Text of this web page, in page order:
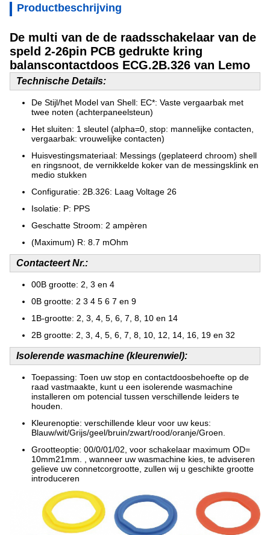
Productbeschrijving
De multi van de de raadsschakelaar van de
speld 2-26pin PCB gedrukte kring
balanscontactdoos ECG.2B.326 van Lemo
Technische Details:
De Stijl/het Model van Shell: EC*: Vaste vergaarbak met
twee noten (achterpaneelsteun)
Het sluiten: 1 sleutel (alpha=0, stop: mannelijke contacten,
vergaarbak: vrouwelijke contacten)
Huisvestingsmateriaal: Messings (geplateerd chroom) shell
en ringsnoot, de vernikkelde koker van de messingsklink en
medio stukken
Configuratie: 2B.326: Laag Voltage 26
Isolatie: P: PPS
Geschatte Stroom: 2 ampèren
(Maximum) R: 8.7 mOhm
Contacteert Nr.:
00B grootte: 2, 3 en 4
0B grootte: 2 3 4 5 6 7 en 9
1B-grootte: 2, 3, 4, 5, 6, 7, 8, 10 en 14
2B grootte: 2, 3, 4, 5, 6, 7, 8, 10, 12, 14, 16, 19 en 32
Isolerende wasmachine (kleurenwiel):
Toepassing: Toen uw stop en contactdoosbehoefte op de
raad vastmaakte, kunt u een isolerende wasmachine
installeren om potencial tussen verschillende leiders te
houden.
Kleurenoptie: verschillende kleur voor uw keus:
Blauw/wit/Grijs/geel/bruin/zwart/rood/oranje/Groen.
Grootteoptie: 00/0/01/02, voor schakelaar maximum OD=
10mm21mm. , wanneer uw wasmachine kies, te adviseren
gelieve uw connetcorgrootte, zullen wij u geschikte grootte
introduceren